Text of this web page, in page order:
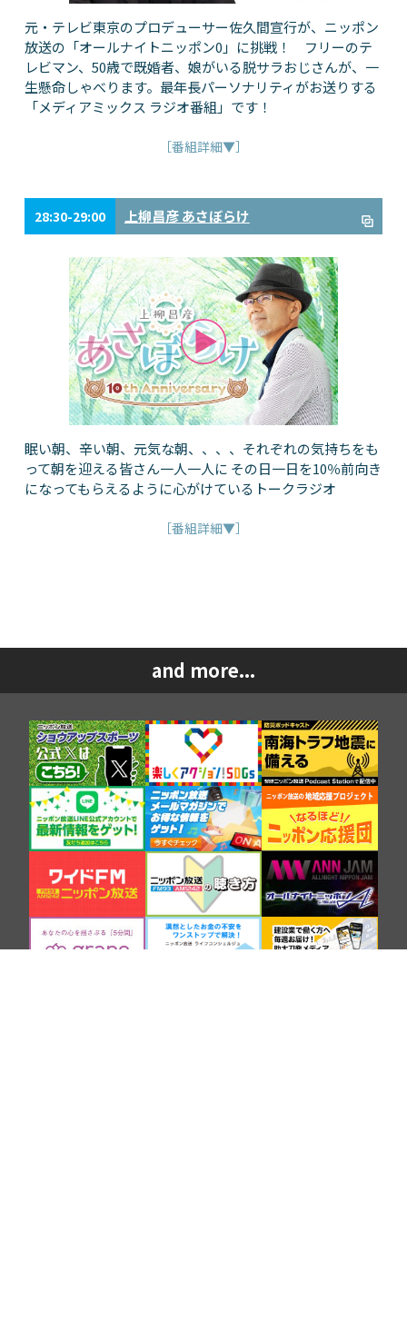
元・テレビ東京のプロデューサー佐久間宣行が、ニッポン
放送の「オールナイトニッポン0」に挑戦！ フリーのテ
レビマン、50歳で既婚者、娘がいる脱サラおじさんが、一
生懸命しゃべります。最年長パーソナリティがお送りする
「メディアミックス ラジオ番組」です！
［番組詳細▼］
28:30-29:00 上柳昌彦 あさぼらけ
眠い朝、辛い朝、元気な朝、、、、それぞれの気持ちをも
って朝を迎える皆さん一人一人に その日一日を10％前向き
になってもらえるように心がけているトークラジオ
［番組詳細▼］
and more...